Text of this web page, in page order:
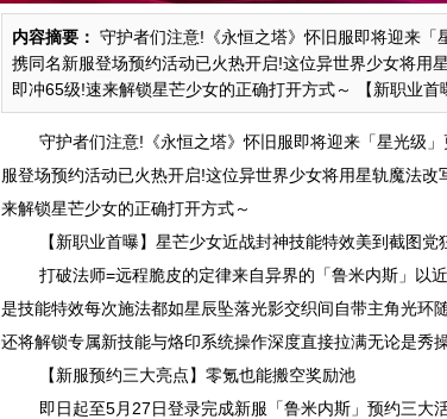
内容摘要： 守护者们注意!《永恒之塔》怀旧服即将迎来
携同名新服登场预约活动已火热开启!这位异世界少女将用
即冲65级!速来解锁星芒少女的正确打开方式～ 【新职业首
守护者们注意!《永恒之塔》怀旧服即将迎来「星光级
服登场预约活动已火热开启!这位异世界少女将用星轨魔法
来解锁星芒少女的正确打开方式～
【新职业首曝】星芒少女近战封神技能特效美到截图党
打破法师=远程脆皮的定律来自异界的「鲁米内斯」以
是技能特效每次施法都如星辰坠落光影交织间自带主角光环
还将解锁专属新技能与烙印系统操作深度直接拉满无论是秀
【新服预约三大亮点】零氪也能搬空奖励池
即日起至5月27日登录完成新服「鲁米内斯」预约三大